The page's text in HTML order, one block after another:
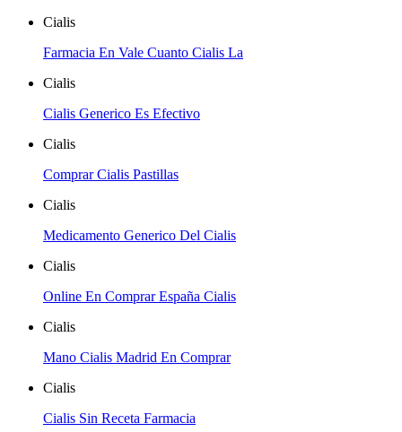
Cialis
Farmacia En Vale Cuanto Cialis La
Cialis
Cialis Generico Es Efectivo
Cialis
Comprar Cialis Pastillas
Cialis
Medicamento Generico Del Cialis
Cialis
Online En Comprar España Cialis
Cialis
Mano Cialis Madrid En Comprar
Cialis
Cialis Sin Receta Farmacia